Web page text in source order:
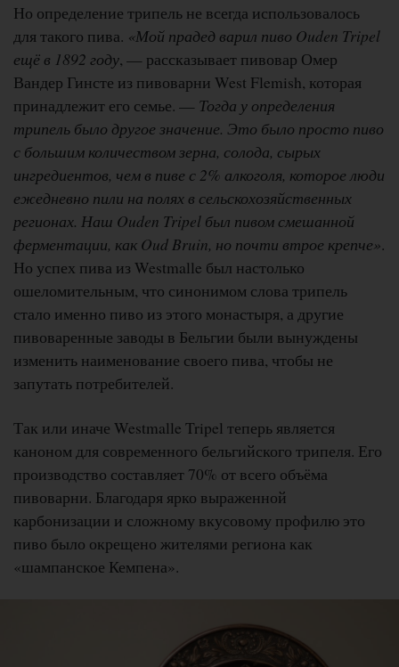
Но определение трипель не всегда использовалось
для такого пива. «Мой прадед варил пиво Ouden Tripel
ещё в 1892 году, — рассказывает пивовар Омер
Вандер Гинсте из пивоварни West Flemish, которая
принадлежит его семье. — Тогда у определения
трипель было другое значение. Это было просто пиво
с большим количеством зерна, солода, сырых
ингредиентов, чем в пиве с 2% алкоголя, которое люди
ежедневно пили на полях в сельскохозяйственных
регионах. Наш Ouden Tripel был пивом смешанной
ферментации, как Oud Bruin, но почти втрое крепче».
Но успех пива из Westmalle был настолько
ошеломительным, что синонимом слова трипель
стало именно пиво из этого монастыря, а другие
пивоваренные заводы в Бельгии были вынуждены
изменить наименование своего пива, чтобы не
запутать потребителей.
Так или иначе Westmalle Tripel теперь является
каноном для современного бельгийского трипеля. Его
производство составляет 70% от всего объёма
пивоварни. Благодаря ярко выраженной
карбонизации и сложному вкусовому профилю это
пиво было окрещено жителями региона как
«шампанское Кемпена».